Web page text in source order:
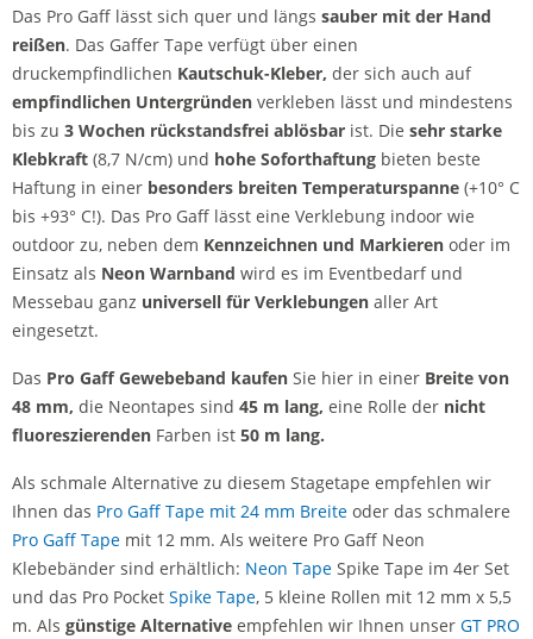
Das Pro Gaff lässt sich quer und längs sauber mit der Hand
reißen. Das Gaffer Tape verfügt über einen
druckempfindlichen Kautschuk-Kleber, der sich auch auf
empfindlichen Untergründen verkleben lässt und mindestens
bis zu 3 Wochen rückstandsfrei ablösbar ist. Die sehr starke
Klebkraft (8,7 N/cm) und hohe Soforthaftung bieten beste
Haftung in einer besonders breiten Temperaturspanne (+10° C
bis +93° C!). Das Pro Gaff lässt eine Verklebung indoor wie
outdoor zu, neben dem Kennzeichnen und Markieren oder im
Einsatz als Neon Warnband wird es im Eventbedarf und
Messebau ganz universell für Verklebungen aller Art
eingesetzt.
Das Pro Gaff Gewebeband kaufen Sie hier in einer Breite von
48 mm, die Neontapes sind 45 m lang, eine Rolle der nicht
fluoreszierenden Farben ist 50 m lang.
Als schmale Alternative zu diesem Stagetape empfehlen wir
Ihnen das Pro Gaff Tape mit 24 mm Breite oder das schmalere
Pro Gaff Tape mit 12 mm. Als weitere Pro Gaff Neon
Klebebänder sind erhältlich: Neon Tape Spike Tape im 4er Set
und das Pro Pocket Spike Tape, 5 kleine Rollen mit 12 mm x 5,5
m. Als günstige Alternative empfehlen wir Ihnen unser GT PRO